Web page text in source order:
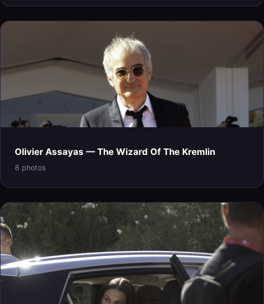
Olivier Assayas — The Wizard Of The Kremlin
8 photos